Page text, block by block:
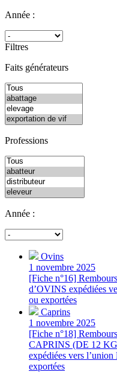
Année :
Filtres
Faits générateurs
Professions
Année :
Ovins
1 novembre 2025
[Fiche n°16]
d’OVINS expédiées
ou exportées
Caprins
1 novembre 2025
[Fiche n°18]
CAPRINS (DE 12
expédiées vers
exportées